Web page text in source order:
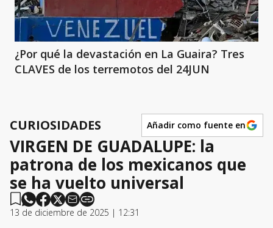
¿Por qué la devastación en La Guaira? Tres
CLAVES de los terremotos del 24JUN
CURIOSIDADES Añadir como fuente en
VIRGEN DE GUADALUPE: la
patrona de los mexicanos que
se ha vuelto universal
13 de diciembre de 2025 | 12:31